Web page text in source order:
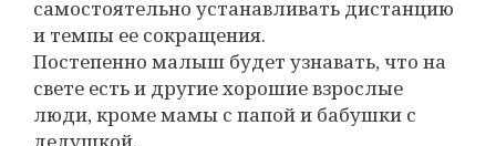
самостоятельно устанавливать дистанцию
и темпы ее сокращения.
Постепенно малыш будет узнавать, что на
свете есть и другие хорошие взрослые
люди, кроме мамы с папой и бабушки с